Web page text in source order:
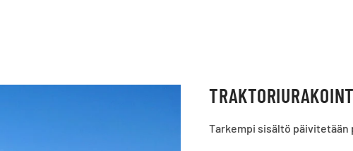
Tarkempi sisältö päivitetään